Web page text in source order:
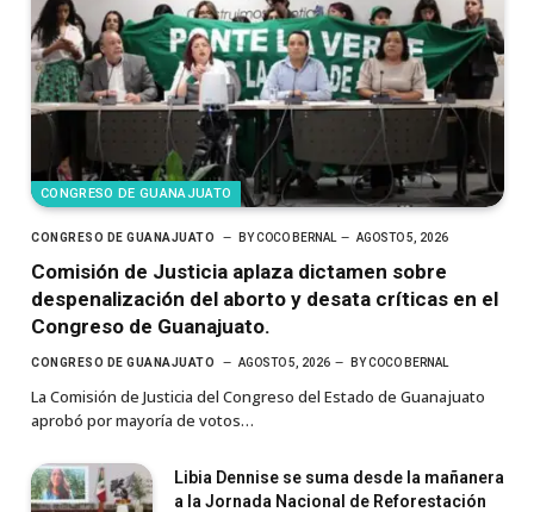
CONGRESO DE GUANAJUATO
CONGRESO DE GUANAJUATO BYCOCO BERNAL AGOSTO 5, 2026
Comisión de Justicia aplaza dictamen sobre
despenalización del aborto y desata críticas en el
Congreso de Guanajuato.
CONGRESO DE GUANAJUATO AGOSTO 5, 2026 BYCOCO BERNAL
La Comisión de Justicia del Congreso del Estado de Guanajuato
aprobó por mayoría de votos…
Libia Dennise se suma desde la mañanera
a la Jornada Nacional de Reforestación